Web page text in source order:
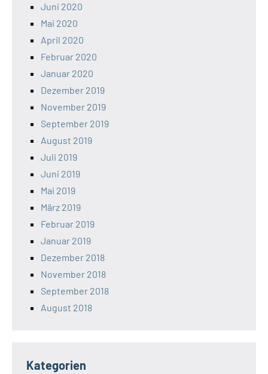
Juni 2020
Mai 2020
April 2020
Februar 2020
Januar 2020
Dezember 2019
November 2019
September 2019
August 2019
Juli 2019
Juni 2019
Mai 2019
März 2019
Februar 2019
Januar 2019
Dezember 2018
November 2018
September 2018
August 2018
Kategorien